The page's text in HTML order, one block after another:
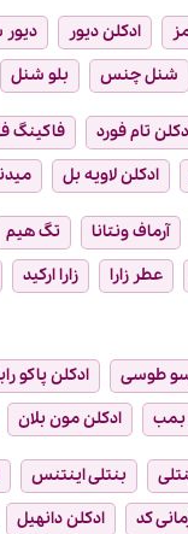
ادکلن دیور دیور
شنل چنس بلو شنل
تام فورد فاکینگ
ادکلن لاویه بل
آرماف ونتانا تگ هیم
عطر زارا زارا ارکید
طوسی ادکلن پاکو
بمب ادکلن مون بلان
بنتلی اینتنس
کد ادکلن دانهیل